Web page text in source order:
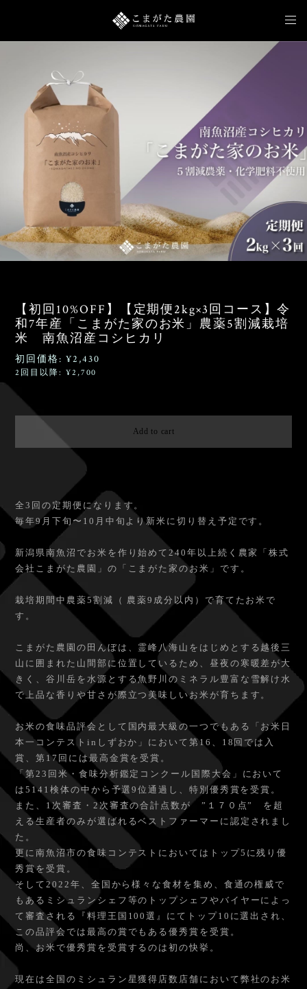
【初回10%OFF】【定期便2kg×3回コース】令
和7年産「こまがた家のお米」農薬5割減栽培
米 南魚沼産コシヒカリ
初回価格: ¥2,430
2回目以降: ¥2,700
Add to cart
全3回の定期便になります。
毎年9月下旬〜10月中旬より新米に切り替え予定です。
新潟県南魚沼でお米を作り始めて240年以上続く農家「株式
会社こまがた農園」の「こまがた家のお米」です。
栽培期間中農薬5割減（ 農薬9成分以内）で育てたお米で
す。
こまがた農園の田んぼは、霊峰八海山をはじめとする越後三
山に囲まれた山間部に位置しているため、昼夜の寒暖差が大
きく、谷川岳を水源とする魚野川のミネラル豊富な雪解け水
で上品な香りや甘さが際立つ美味しいお米が育ちます。
お米の食味品評会として国内最大級の一つでもある「お米日
本一コンテストinしずおか」において第16、18回では入
賞、第17回には最高金賞を受賞。
「第23回米・食味分析鑑定コンクール国際大会」において
は5141検体の中から予選9位通過し、特別優秀賞を受賞。
また、1次審査・2次審査の合計点数が ”１７０点” を超
える生産者のみが選ばれるベストファーマーに認定されまし
た。
更に南魚沼市の食味コンテストにおいてはトップ5に残り優
秀賞を受賞。
そして2022年、全国から様々な食材を集め、食通の権威で
もあるミシュランシェフ等のトップシェフやバイヤーによっ
て審査される『料理王国100選』にてトップ10に選出され、
この品評会では最高の賞でもある優秀賞を受賞。
尚、お米で優秀賞を受賞するのは初の快挙。
現在は全国のミシュラン星獲得店数店舗において弊社のお米